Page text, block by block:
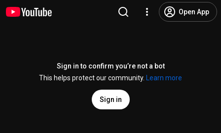
Open App
Sign in to confirm you’re not a bot
This helps protect our community.
Learn more
Sign in